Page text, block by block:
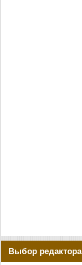
Выбор редактора